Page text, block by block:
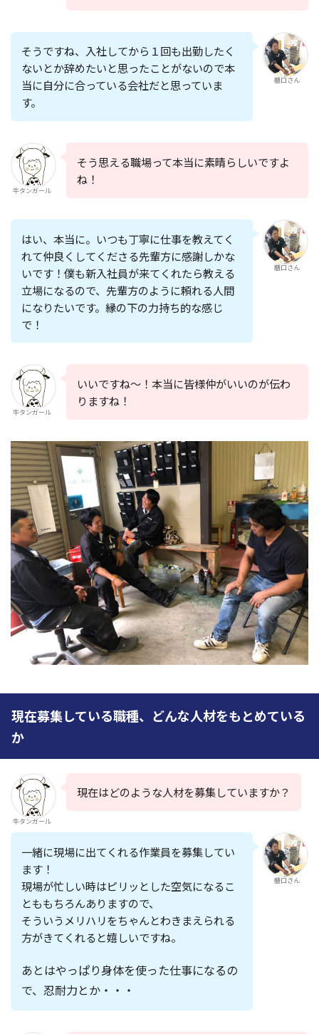
櫃口さん
そうですね、 入社してから１回も出勤したく
ないとか辞めたいと思ったことがないので本
当に自分に合っている会社だと思っていま
す。
牛タンガール
そう思える職場って本当に素晴らしいですよ
ね！
櫃口さん
はい、本当に。いつも丁寧に仕事を教えてく
れて仲良くしてくださる先輩方に感謝しかな
いです！僕も新入社員が来てくれたら教える
立場になるので、先輩方のように頼れる人間
になりたいです。縁の下の力持ち的な感じ
で！
牛タンガール
いいですね～！本当に皆様仲がいいのが伝わ
りますね！
現在募集している職種、どんな人材をもとめている
か
牛タンガール
現在はどのような人材を募集していますか？
櫃口さん
一緒に現場に出てくれる作業員を募集してい
ます！
現場が忙しい時はピリッとした空気になるこ
とももちろんありますので、
そういう メリハリをちゃんとわきまえられる
方がきてくれると嬉しいですね。
あとはやっぱり身体を使った仕事になるの
で、 忍耐力とか・・・